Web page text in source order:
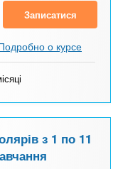
Записатися
о курсе
з 1 по 11